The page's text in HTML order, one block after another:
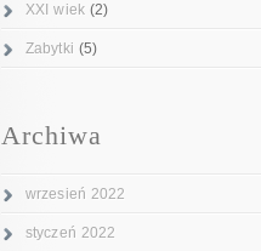
XXI wiek(2)
Zabytki (5)
Archiwa
wrzesień 2022
styczeń 2022